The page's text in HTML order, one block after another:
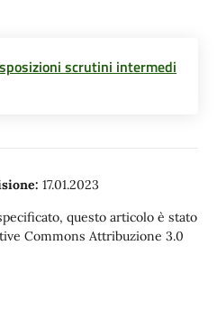
scrutini intermedi
17.01.2023
questo articolo è stato
Commons Attribuzione 3.0